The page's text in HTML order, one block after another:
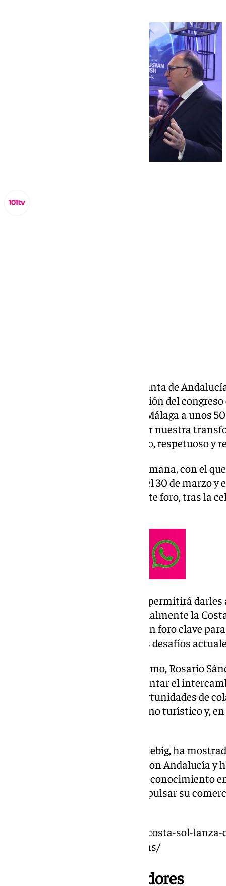
El consejero de Turismo de la Junta de
en la participación del
Alemania, DRV, que reunirá en Málaga a unos
oportunidad única para mostrar nuestra
turismo sostenible, regenerativo, respetuoso y
El congreso de la asociación germana, con el
aniversario, tendrá lugar entre el 30 de marzo y
en la que la comunidad acoja este foro, tras la
Bernal ha afirmado que la cita «permitirá
experimentado la región, especialmente la
Además, se constituirá como «un foro clave
las tendencias emergentes y los desafíos
La secretaria de Estado de Turismo, Rosario
que el encuentro «permite fomentar el
socios alemanes, impulsar oportunidades de
atractivo de España como destino turístico y,
El presidente de DRV, Norbert Fiebig, ha
colaboración que se mantiene con Andalucía y
región contribuirá «a reforzar el conocimiento
entre los profesionales para impulsar su
https://www.101tv.es/turismo-costa-sol-
18-millones-potenciales-turistas/
Encuentro con operadores